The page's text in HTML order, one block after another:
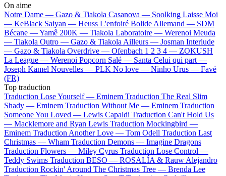
On aime
Notre Dame — Gazo & Tiakola Casanova — Soolking Laisse Moi
— KeBlack Saiyan — Heuss L'enfoiré Bolide Allemand — SDM
Bécane —Yamê 200K — Tiakola Laboratoire — Werenoi Meuda
— Tiakola Outro — Gazo & Tiakola Ailleurs — Josman Interlude
— Gazo & Tiakola Overdrive — Ofenbach 1 2 3 4 — ZOKUSH
La League — Werenoi Popcorn Salé — Santa Celui qui part —
Joseph Kamel Nouvelles — PLK No love — Ninho Urus — Favé
(FR)
Top traduction
Traduction Lose Yourself — Eminem Traduction The Real Slim
Shady — Eminem Traduction Without Me — Eminem Traduction
Someone You Loved — Lewis Capaldi Traduction Can't Hold Us
— Macklemore and Ryan Lewis Traduction Mockingbird —
Eminem Traduction Another Love — Tom Odell Traduction Last
Christmas — Wham Traduction Demons — Imagine Dragons
Traduction Flowers — Miley Cyrus Traduction Lose Control —
Teddy Swims Traduction BESO — ROSALÍA & Rauw Alejandro
Traduction Rockin' Around The Christmas Tree — Brenda Lee